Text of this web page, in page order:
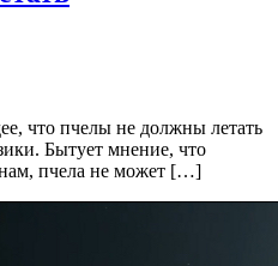
что пчелы не должны летать
Бытует мнение, что
пчела не может […]